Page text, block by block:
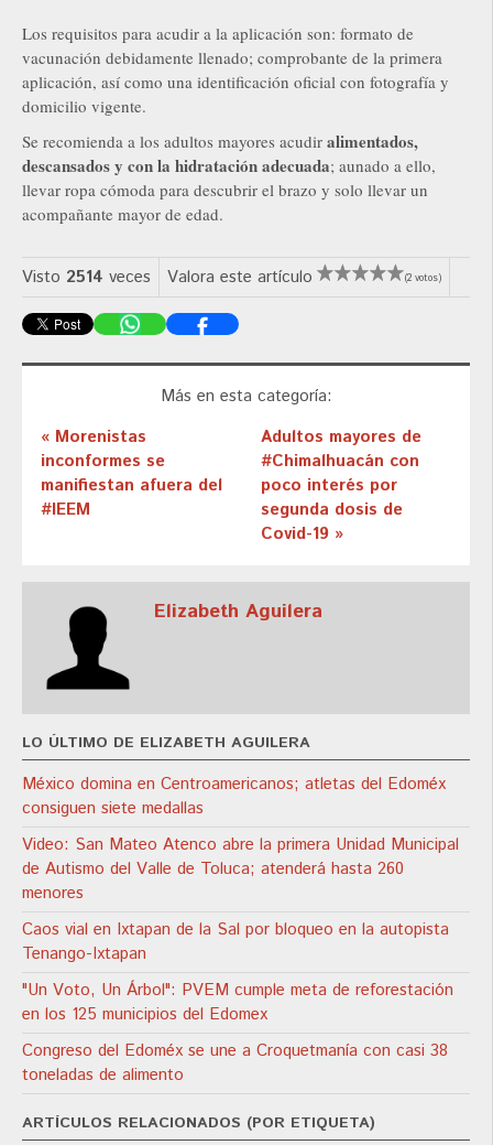
Los requisitos para acudir a la aplicación son: formato de
vacunación debidamente llenado; comprobante de la primera
aplicación, así como una identificación oficial con fotografía y
domicilio vigente.
Se recomienda a los adultos mayores acudir alimentados,
descansados y con la hidratación adecuada; aunado a ello,
llevar ropa cómoda para descubrir el brazo y solo llevar un
acompañante mayor de edad.
Visto 2514 veces Valora este artículo (2 votos)
Más en esta categoría:
« Morenistas
inconformes se
manifiestan afuera del
#IEEM
Adultos mayores de
#Chimalhuacán con
poco interés por
segunda dosis de
Covid-19 »
Elizabeth Aguilera
LO ÚLTIMO DE ELIZABETH AGUILERA
México domina en Centroamericanos; atletas del Edoméx
consiguen siete medallas
Video: San Mateo Atenco abre la primera Unidad Municipal
de Autismo del Valle de Toluca; atenderá hasta 260
menores
Caos vial en Ixtapan de la Sal por bloqueo en la autopista
Tenango-Ixtapan
"Un Voto, Un Árbol": PVEM cumple meta de reforestación
en los 125 municipios del Edomex
Congreso del Edoméx se une a Croquetmanía con casi 38
toneladas de alimento
ARTÍCULOS RELACIONADOS (POR ETIQUETA)